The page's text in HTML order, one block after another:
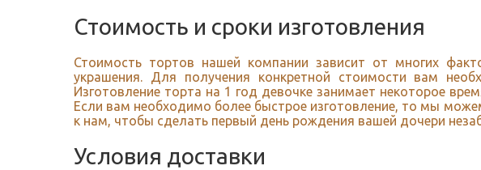
Стоимость и сроки изготовления
Стоимость тортов нашей компании зависит от многих
украшения. Для получения конкретной стоимости вам
Изготовление торта на 1 год девочке занимает некоторое
Если вам необходимо более быстрое изготовление, то мы
к нам, чтобы сделать первый день рождения вашей дочери
Условия доставки